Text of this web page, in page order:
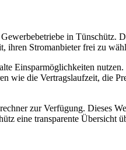
in
Stromanbieter frei zu
Einsparmöglichkeiten
wie die Vertragslaufzeit, die
zur Verfügung. Dieses
eine transparente Übersicht